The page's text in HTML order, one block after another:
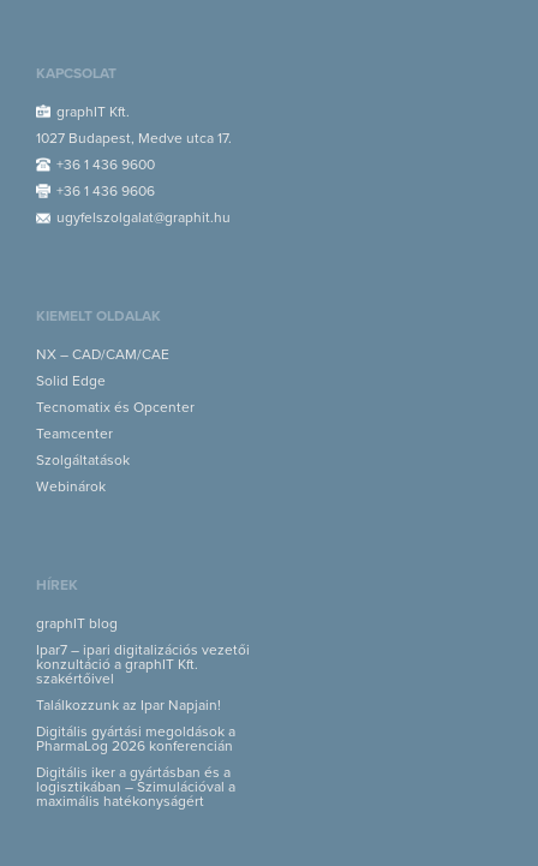
KAPCSOLAT
graphIT Kft.
1027 Budapest, Medve utca 17.
+36 1 436 9600
+36 1 436 9606
ugyfelszolgalat@graphit.hu
KIEMELT OLDALAK
NX – CAD/CAM/CAE
Solid Edge
Tecnomatix és Opcenter
Teamcenter
Szolgáltatások
Webinárok
HÍREK
graphIT blog
Ipar7 – ipari digitalizációs vezetői
konzultáció a graphIT Kft.
szakértőivel
Találkozzunk az Ipar Napjain!
Digitális gyártási megoldások a
PharmaLog 2026 konferencián
Digitális iker a gyártásban és a
logisztikában – Szimulációval a
maximális hatékonyságért